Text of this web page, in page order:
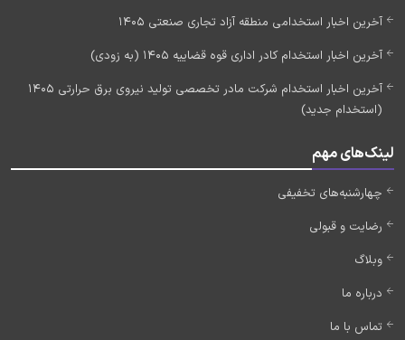
آخرین اخبار استخدامی منطقه آزاد تجاری صنعتی 1405
آخرین اخبار استخدام کادر اداری قوه قضاییه 1405 (به زودی)
آخرین اخبار استخدام شرکت مادر تخصصی تولید نیروی برق حرارتی 1405
(استخدام جدید)
لینک‌های مهم
چهارشنبه‌های تخفیفی
رضایت و قبولی
وبلاگ
درباره ما
تماس با ما